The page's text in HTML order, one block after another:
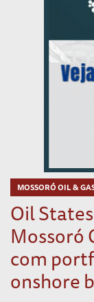
MOSSORÓ OIL &
Oil
Mossoró
com
onshore